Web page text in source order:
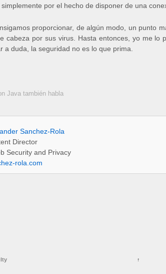
por el hecho de disponer de una
proporcionar, de algún modo, un punto
cabeza por sus virus. Hasta entonces, yo me
a duda, la seguridad no es lo que prima.
Java también habla
Sanchez-Rola
Director
Security and Privacy
rola.com
↑